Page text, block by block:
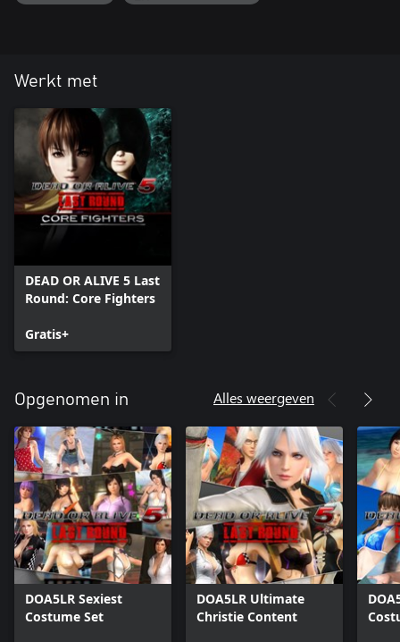
Werkt met
DEAD OR ALIVE 5 Last
Round: Core Fighters
Gratis+
Opgenomen in Alles weergeven
DOA5LR Sexiest
Costume Set
DOA5LR Ultimate
Christie Content